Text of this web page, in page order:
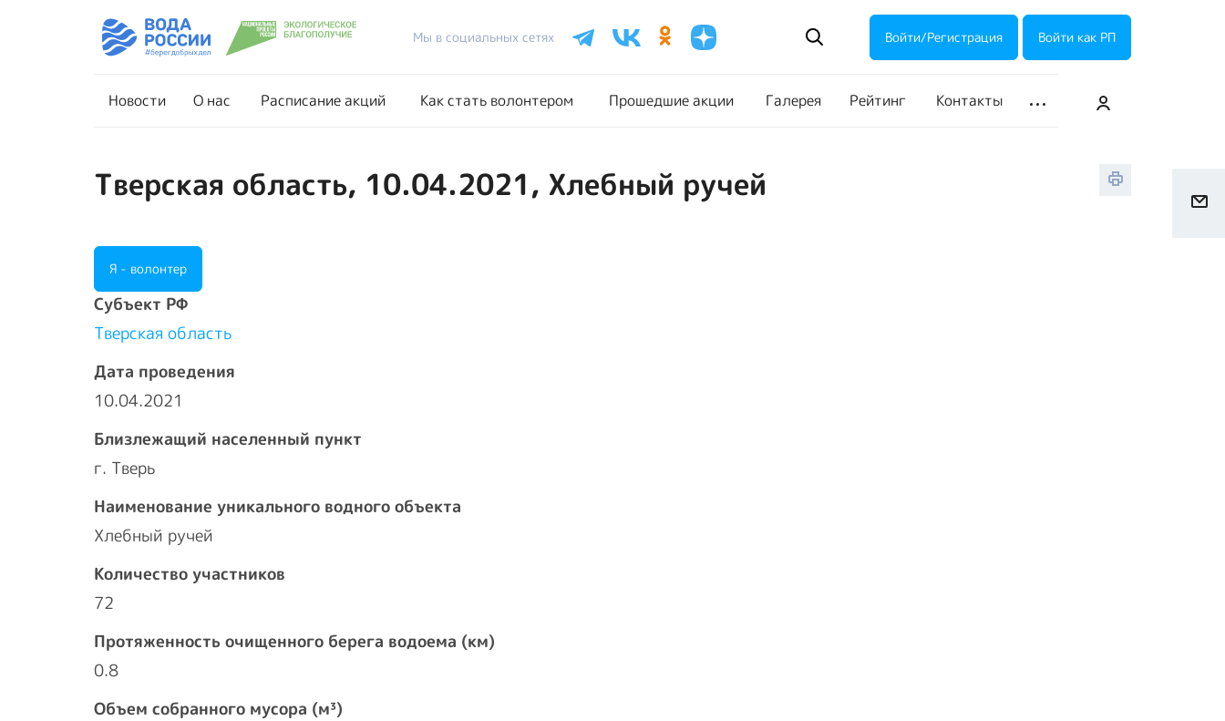
Мы в социальных сетях Войти/Регистрация Войти как РП
Новости О нас Расписание акций Как стать волонтером Прошедшие акции Галерея Рейтинг Контакты
Новости О нас Как стать волонтером Прошедшие акции
Тверская область, 10.04.2021, Хлебный ручей
Я - волонтер
Cубъект РФ
Тверская область
Дата проведения
10.04.2021
Близлежащий населенный пункт
г. Тверь
Наименование уникального водного объекта
Хлебный ручей
Количество участников
72
Протяженность очищенного берега водоема (км)
0.8
Объем собранного мусора (м³)